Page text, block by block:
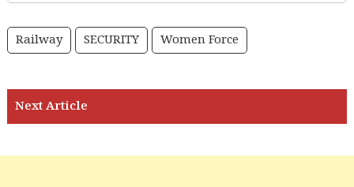
Railway SECURITY Women Force